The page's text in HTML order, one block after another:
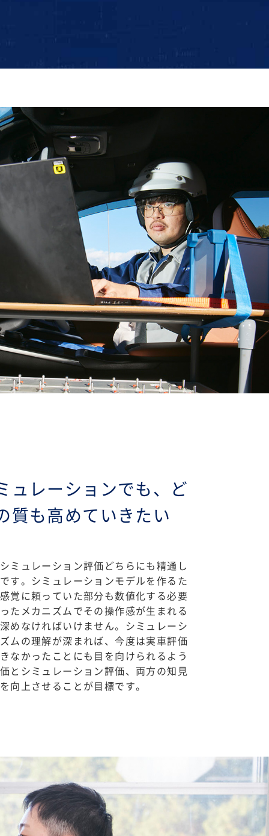
ュレーションでも、ど
質も高めていきたい
ミュレーション評価どちらにも精通し
す。シミュレーションモデルを作るた
覚に頼っていた部分も数値化する必要
たメカニズムでその操作感が生まれる
めなければいけません。シミュレーシ
ムの理解が深まれば、今度は実車評価
なかったことにも目を向けられるよう
とシミュレーション評価、両方の知見
向上させることが目標です。